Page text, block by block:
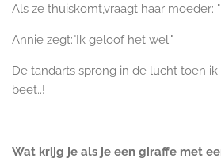
Als ze thuiskomt,vraagt haar moeder:
Annie zegt:"Ik geloof het wel."
De tandarts sprong in de lucht toen
beet..!
Wat krijg je als je een giraffe met